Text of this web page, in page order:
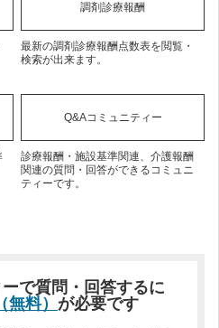
調剤診療報酬
最新の調剤診療報酬点数表を閲覧・
検索が出来ます。
Q&Aコミュニティー
診療報酬・施設基準関連、介護報酬
関連の質問・回答ができるコミュニ
ティーです。
で質問・回答するに
料） が必要です